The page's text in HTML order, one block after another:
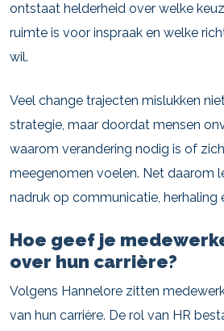
ontstaat helderheid over welke
ruimte is voor inspraak en welke
wil.
Veel change trajecten mislukken
strategie, maar doordat mensen
waarom verandering nodig is of
meegenomen voelen. Net daarom
nadruk op communicatie, herhaling
Hoe geef je
over hun carrière?
Volgens Hannelore zitten
van hun carrière. De rol van HR